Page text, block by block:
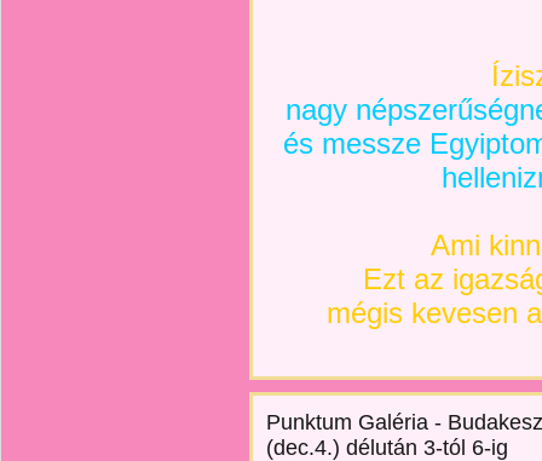
nagy
és messze
Ami
Ezt az
mégis kevesen
Punktum Galéria -
(dec.4.) délután 3-tól 6-ig